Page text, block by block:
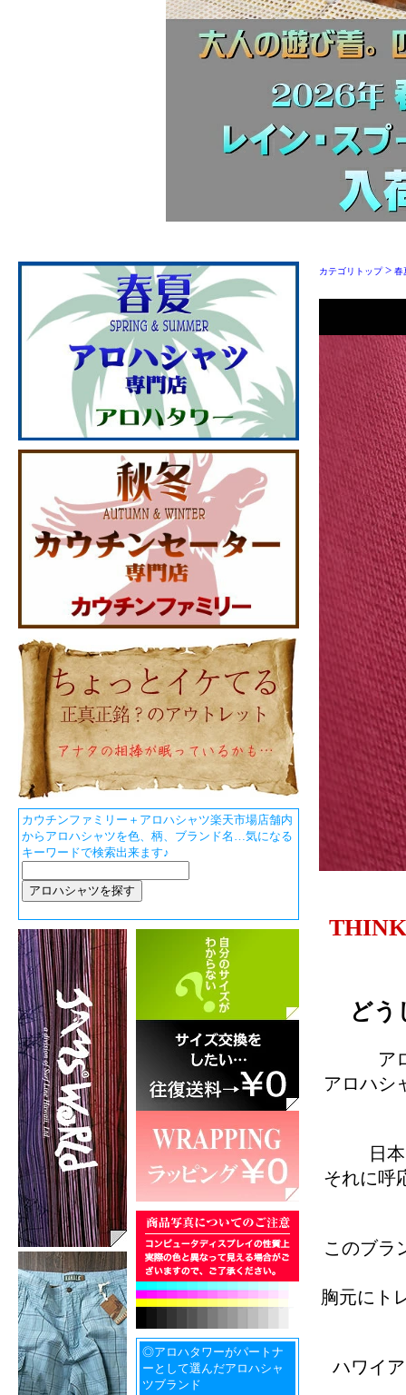
カウチンファミリー＋アロハシャツ楽天市場店舗内
からアロハシャツを色、柄、ブランド名…気になる
キーワードで検索出来ます♪
◎アロハタワーがパートナ
ーとして選んだアロハシャ
ツブランド
カテゴリトップ> 春
どう
ア
アロハシ
日
それに呼
このブラ
胸元にト
ハワイ